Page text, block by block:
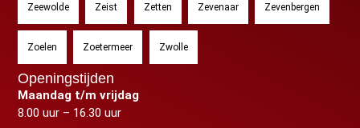
Zeewolde Zeist Zetten Zevenaar Zevenbergen
Zoelen Zoetermeer Zwolle
Openingstijden
Maandag t/m vrijdag
8.00 uur – 16.30 uur